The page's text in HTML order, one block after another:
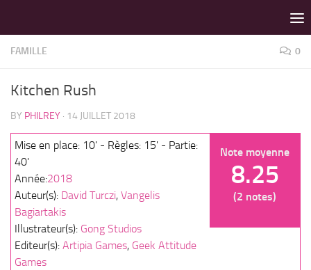
FAMILLE 0
Kitchen Rush
BY PHILREY · 14 JUILLET 2018
Note moyenne
8.25
(2 notes)
Mise en place: 10' - Règles: 15' - Partie:
40'
Année:2018
Auteur(s): David Turczi, Vangelis
Bagiartakis
Illustrateur(s): Gong Studios
Editeur(s): Artipia Games, Geek Attitude
Games